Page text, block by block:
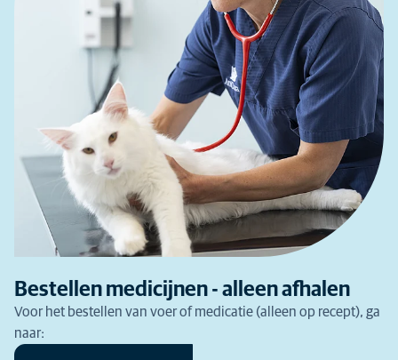
Bestellen medicijnen - alleen afhalen
Voor het bestellen van voer of medicatie (alleen op recept), ga
naar: